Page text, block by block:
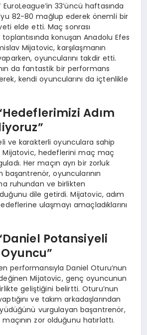
33’üncü haftasında
82-80 mağlup ederek önemli bir
elde etti. Maç sonrası
konuşan Anadolu Efes
Mijatovic, karşılaşmanın
oyuncularını takdir etti.
da fantastik bir performans
kendi oyuncularını da içtenlikle
Adım
ve karakterli oyunculara sahip
hedeflerini maç maç
Her maçın ayrı bir zorluk
oyuncularının
ruhundan ve birlikten
dile getirdi. Mijatovic, adım
ulaşmayı amaçladıklarını
Potansiyeli
performansıyla Daniel Oturu’nun
Mijatovic, genç oyuncunun
geliştiğini belirtti. Oturu’nun
ve takım arkadaşlarından
vurgulayan başantrenör,
zor olduğunu hatırlattı.